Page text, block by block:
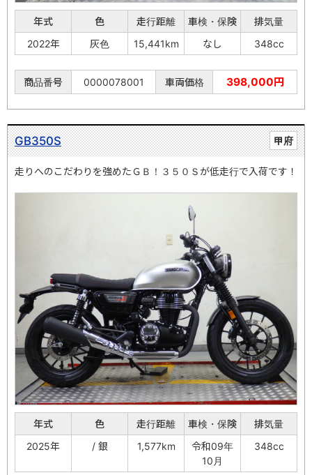
年式 色 走行距離 車検・保険
排気量
2022年
灰色 15,441km なし 348cc
商品番号 0000078001 車両価格 398,000円
甲府
GB350S
走りへのこだわりを強めたＧＢ！３５０Ｓが低走行で入荷です！
年式 色 走行距離 車検・保険
排気量
2025年
/ 銀 1,577km
令和09年
10月
348cc